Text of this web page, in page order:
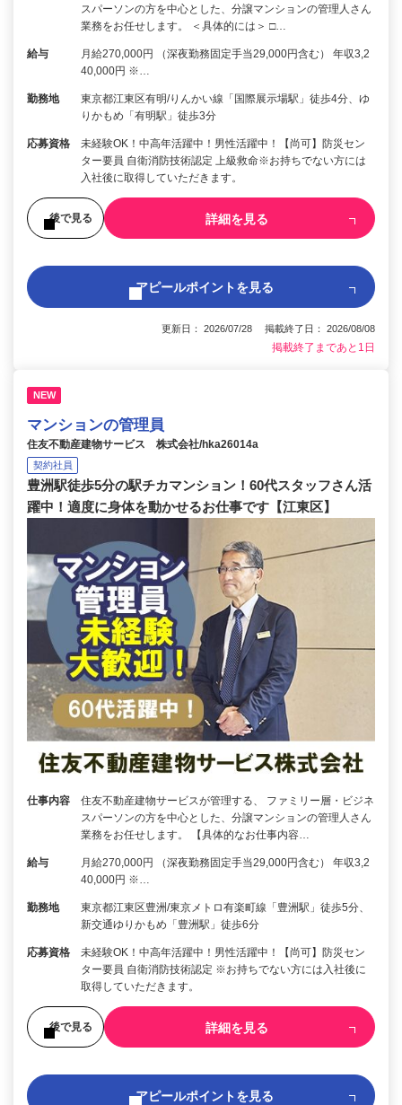
スパーソンの方を中心とした、分譲マンションの管理人さん
業務をお任せします。 ＜具体的には＞ □…
給与
月給270,000円 （深夜勤務固定手当29,000円含む） 年収3,2
40,000円 ※…
勤務地
東京都江東区有明/りんかい線「国際展示場駅」徒歩4分、ゆ
りかもめ「有明駅」徒歩3分
応募資格
未経験OK！中高年活躍中！男性活躍中！【尚可】防災セン
ター要員 自衛消防技術認定 上級救命※お持ちでない方には
入社後に取得していただきます。
後で見る 詳細を見る
アピールポイントを見る
更新日： 2026/07/28 掲載終了日： 2026/08/08
掲載終了まであと1日
NEW
マンションの管理員
住友不動産建物サービス 株式会社/hka26014a
契約社員
豊洲駅徒歩5分の駅チカマンション！60代スタッフさん活
躍中！適度に身体を動かせるお仕事です【江東区】
仕事内容
住友不動産建物サービスが管理する、 ファミリー層・ビジネ
スパーソンの方を中心とした、分譲マンションの管理人さん
業務をお任せします。 【具体的なお仕事内容…
給与
月給270,000円 （深夜勤務固定手当29,000円含む） 年収3,2
40,000円 ※…
勤務地
東京都江東区豊洲/東京メトロ有楽町線「豊洲駅」徒歩5分、
新交通ゆりかもめ「豊洲駅」徒歩6分
応募資格
未経験OK！中高年活躍中！男性活躍中！【尚可】防災セン
ター要員 自衛消防技術認定 ※お持ちでない方には入社後に
取得していただきます。
後で見る 詳細を見る
アピールポイントを見る